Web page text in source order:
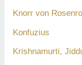
Knorr von
Konfuzius
Krishnamurti,